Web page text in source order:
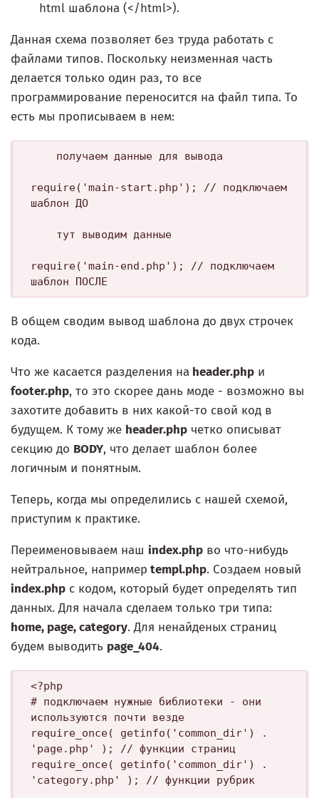
html шаблона (</html>).
Данная схема позволяет без труда работать с
файлами типов. Поскольку неизменная часть
делается только один раз, то все
программирование переносится на файл типа. То
есть мы прописываем в нем:
получаем данные для вывода
require('main-start.php'); // подключаем
шаблон ДО
тут выводим данные
require('main-end.php'); // подключаем
В общем сводим вывод шаблона до двух строчек
кода.
Что же касается разделения на header.php и
footer.php, то это скорее дань моде - возможно вы
захотите добавить в них какой-то свой код в
будущем. К тому же header.php четко описыват
секцию до BODY, что делает шаблон более
логичным и понятным.
Теперь, когда мы определились с нашей схемой,
приступим к практике.
Переименовываем наш index.php во что-нибудь
нейтральное, например templ.php. Создаем новый
index.php с кодом, который будет определять тип
данных. Для начала сделаем только три типа:
home, page, category. Для ненайденых страниц
будем выводить page_404.
<?php
# подключаем нужные библиотеки - они
используются почти везде
require_once( getinfo('common_dir') .
'page.php' ); // функции страниц
require_once( getinfo('common_dir') .
'category.php' ); // функции рубрик